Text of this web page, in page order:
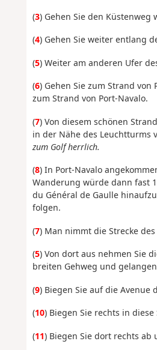
(3) Gehen Sie den
(4) Gehen Sie weiter entlang
(5) Weiter am anderen Ufer
(6) Gehen Sie zum Strand
zum Strand von Port-Navalo.
(7) Von diesem schönen
in der Nähe des Leuchtturms
zum Golf herrlich.
(8) In Port-Navalo
Wanderung würde dann fast
du Général de Gaulle
folgen.
(7) Man nimmt die Strecke
(5) Von dort aus nehmen Sie
breiten Gehweg und
(9) Biegen Sie auf die Avenue
(10) Biegen Sie rechts in
(11) Biegen Sie dort rechts ab